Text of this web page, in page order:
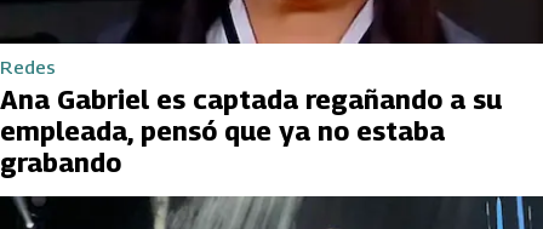
Redes
Ana Gabriel es captada regañando a su
empleada, pensó que ya no estaba
grabando